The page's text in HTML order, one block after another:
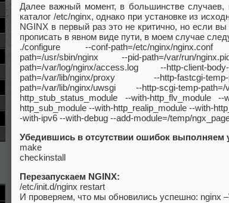
Далее важный момент, в большинстве случаев,
каталог /etc/nginx, однако при установке из
NGINX в первый раз это не критично, но если
прописать в явном виде пути, в моем случае
./configure --conf-path=/etc/nginx/
path=/usr/sbin/nginx --pid-path=/var/run/
path=/var/log/nginx/access.log --http-client-
path=/var/lib/nginx/proxy --http-fastcgi-
path=/var/lib/nginx/uwsgi --http-scgi-temp-
http_stub_status_module --with-http_flv_module
http_sub_module --with-http_realip_module --with-
-with-ipv6 --with-debug --add-module=/temp/
Убедившись в отсутствии ошибок выполняем
make
checkinstall
Перезапускаем NGINX:
/etc/init.d/nginx restart
И проверяем, что мы обновились успешно: nginx